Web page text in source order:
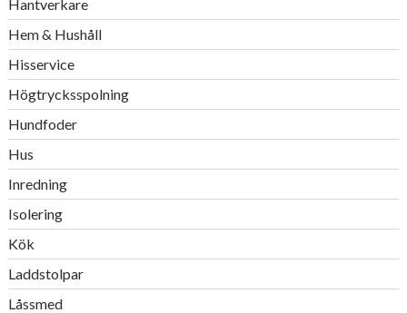
Hantverkare
Hem & Hushåll
Hisservice
Högtrycksspolning
Hundfoder
Hus
Inredning
Isolering
Kök
Laddstolpar
Låssmed